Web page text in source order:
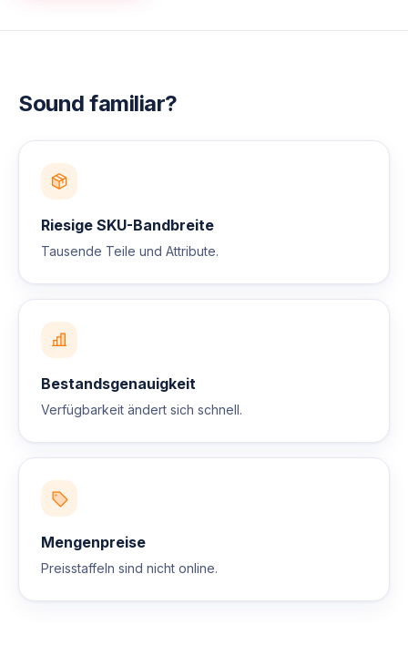
Sound familiar?
Riesige SKU-Bandbreite
Tausende Teile und Attribute.
Bestandsgenauigkeit
Verfügbarkeit ändert sich schnell.
Mengenpreise
Preisstaffeln sind nicht online.